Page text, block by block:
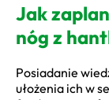
Jak
nóg z
Posiadanie
ułożenia ich w